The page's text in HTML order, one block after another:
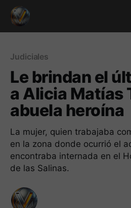
Judiciales
Le brindan el
a Alicia Matías
abuela heroína
La mujer, quien trabajaba
en la zona donde ocurrió el
encontraba internada en el
de las Salinas.